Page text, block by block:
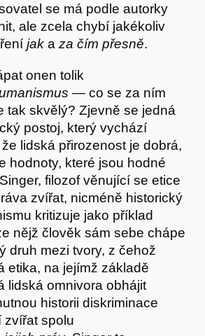
se má podle autorky
ale zcela chybí jakékoliv
jak a za čím přesně.
onen tolik
— co se za ním
tak skvělý? Zjevně se jedná
postoj, který vychází
lidská přirozenost je dobrá,
hodnoty, které jsou hodné
filozof věnující se etice
zvířat, nicméně historický
kritizuje jako příklad
nějž člověk sám sebe chápe
druh mezi tvory, z čehož
etika, na jejímž základě
lidská omnivora obhájit
historii diskriminace
spolu